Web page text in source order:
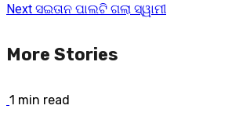
Next ସଇତାନ ପାଲଟି ଗଲା ସ୍ୱାମୀ
More Stories
1 min read